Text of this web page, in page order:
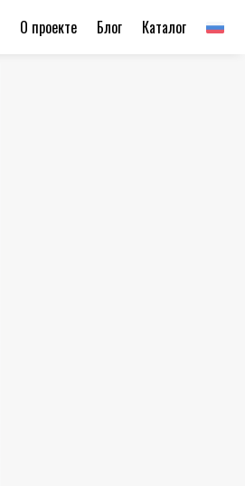
Каталог
Блог
О проекте